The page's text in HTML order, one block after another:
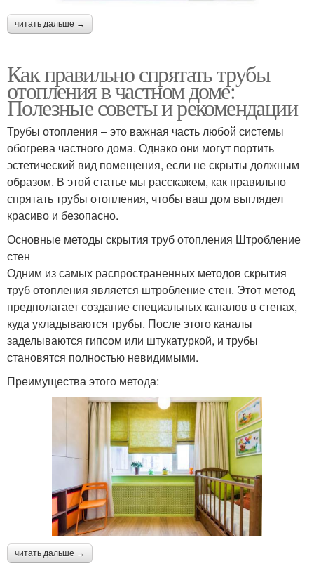
читать дальше →
Как правильно спрятать трубы
отопления в частном доме:
Полезные советы и рекомендации
Трубы отопления – это важная часть любой системы
обогрева частного дома. Однако они могут портить
эстетический вид помещения, если не скрыты должным
образом. В этой статье мы расскажем, как правильно
спрятать трубы отопления, чтобы ваш дом выглядел
красиво и безопасно.
Основные методы скрытия труб отопления Штробление
стен
Одним из самых распространенных методов скрытия
труб отопления является штробление стен. Этот метод
предполагает создание специальных каналов в стенах,
куда укладываются трубы. После этого каналы
заделываются гипсом или штукатуркой, и трубы
становятся полностью невидимыми.
Преимущества этого метода:
читать дальше →